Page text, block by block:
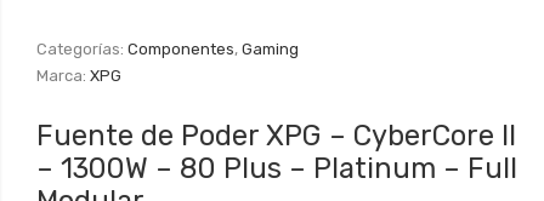
Categorías:Componentes,Gaming
Marca:XPG
Fuente de Poder XPG – CyberCore II
– 1300W – 80 Plus – Platinum – Full